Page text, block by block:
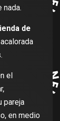
nada.
de
el
pareja
en medio